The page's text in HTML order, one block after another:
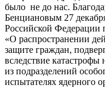
было не до нас.
Бенциановым 27
Российской Федерации
«О распространении
защите граждан,
вследствие
из подразделений
испытателях ядерного